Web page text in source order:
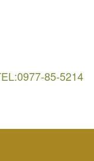
85-5214